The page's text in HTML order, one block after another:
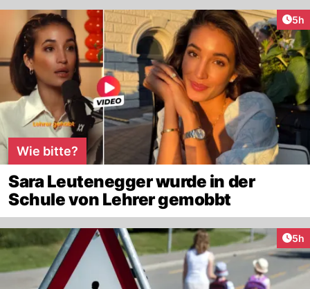
5h
Wie bitte?
Sara Leutenegger wurde in der
Schule von Lehrer gemobbt
5h